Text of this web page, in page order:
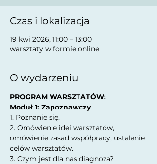
Czas i lokalizacja
19 kwi 2026, 11:00 – 13:00
warsztaty w formie online
O wydarzeniu
PROGRAM WARSZTATÓW: ​
Moduł 1: Zapoznawczy
1. Poznanie się.
2. Omówienie idei warsztatów,
omówienie zasad współpracy, ustalenie
celów warsztatów.
3. Czym jest dla nas diagnoza?